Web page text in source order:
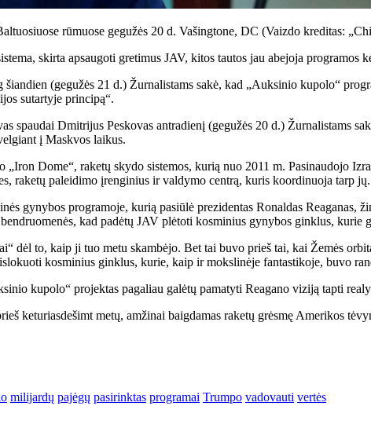
rūmuose gegužės 20 d. Vašingtone, DC (Vaizdo kreditas:
skirta apsaugoti gretimus JAV, kitos tautos jau abejoja programos
(gegužės 21 d.) Žurnalistams sakė, kad „Auksinio kupolo“
sutartyje principą“.
spaudai Dmitrijus Peskovas antradienį (gegužės 20 d.) Žurnalistams
į Maskvos laikus.
Dome“, raketų skydo sistemos, kurią nuo 2011 m. Pasinaudojo
raketų paleidimo įrenginius ir valdymo centrą, kuris koordinuoja tarp jų.
gynybos programoje, kurią pasiūlė prezidentas Ronaldas Reaganas,
kad padėtų JAV plėtoti kosminius gynybos ginklus, kurie
dėl to, kaip ji tuo metu skambėjo. Bet tai buvo prieš tai, kai Žemės
kosminius ginklus, kurie, kaip ir mokslinėje fantastikoje, buvo
kupolo“ projektas pagaliau galėtų pamatyti Reagano viziją tapti
keturiasdešimt metų, amžinai baigdamas raketų grėsmę Amerikos
milijardų pajėgų pasirinktas programai Trumpo vadovauti vertės